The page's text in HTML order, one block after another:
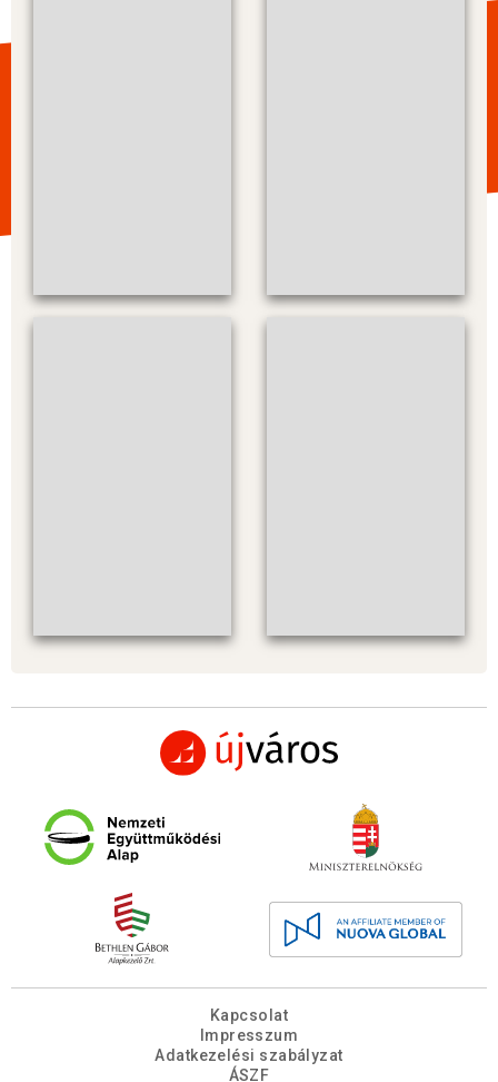
Kapcsolat
Impresszum
Adatkezelési szabályzat
ÁSZF